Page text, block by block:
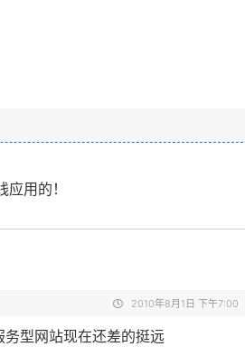
用的！
2010年8月1日 下午7:00
型网站现在还差的挺远